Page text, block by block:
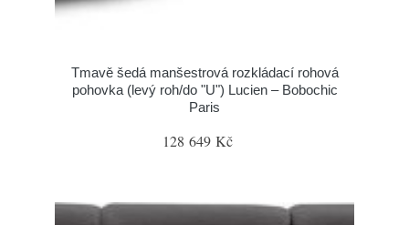
Tmavě šedá manšestrová rozkládací rohová
pohovka (levý roh/do "U") Lucien – Bobochic
Paris
128 649 Kč